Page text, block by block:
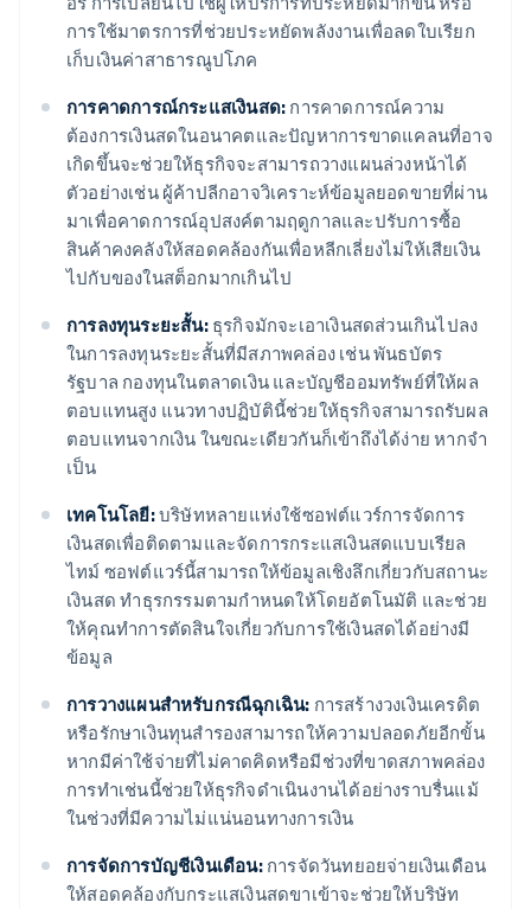
การใช้มาตรการที่ช่วยประหยัดพลังงานเพื่อลดใบเรียก
เก็บเงินค่าสาธารณูปโภค
การคาดการณ์กระแสเงินสด: การคาดการณ์ความ
ต้องการเงินสดในอนาคตและปัญหาการขาดแคลนที่อาจ
เกิดขึ้นจะช่วยให้ธุรกิจจะสามารถวางแผนล่วงหน้าได้
ตัวอย่างเช่น ผู้ค้าปลีกอาจวิเคราะห์ข้อมูลยอดขายที่ผ่าน
มาเพื่อคาดการณ์อุปสงค์ตามฤดูกาลและปรับการซื้อ
สินค้าคงคลังให้สอดคล้องกันเพื่อหลีกเลี่ยงไม่ให้เสียเงิน
ไปกับของในสต็อกมากเกินไป
การลงทุนระยะสั้น:ธุรกิจมักจะเอาเงินสดส่วนเกินไปลง
ในการลงทุนระยะสั้นที่มีสภาพคล่อง เช่น พันธบัตร
รัฐบาล กองทุนในตลาดเงิน และบัญชีออมทรัพย์ที่ให้ผล
ตอบแทนสูง แนวทางปฏิบัตินี้ช่วยให้ธุรกิจสามารถรับผล
ตอบแทนจากเงิน ในขณะเดียวกันก็เข้าถึงได้ง่าย หากจํา
เป็น
เทคโนโลยี:บริษัทหลายแห่งใช้ซอฟต์แวร์การจัดการ
เงินสดเพื่อติดตามและจัดการกระแสเงินสดแบบเรียล
ไทม์ ซอฟต์แวร์นี้สามารถให้ข้อมูลเชิงลึกเกี่ยวกับสถานะ
เงินสด ทําธุรกรรมตามกําหนดให้โดยอัตโนมัติ และช่วย
ให้คุณทําการตัดสินใจเกี่ยวกับการใช้เงินสดได้อย่างมี
ข้อมูล
การวางแผนสำหรับกรณีฉุกเฉิน: การสร้างวงเงินเครดิต
หรือรักษาเงินทุนสํารองสามารถให้ความปลอดภัยอีกขั้น
หากมีค่าใช้จ่ายที่ไม่คาดคิดหรือมีช่วงที่ขาดสภาพคล่อง
การทําเช่นนี้ช่วยให้ธุรกิจดําเนินงานได้อย่างราบรื่นแม้
ในช่วงที่มีความไม่แน่นอนทางการเงิน
การจัดการบัญชีเงินเดือน:การจัดวันทยอยจ่ายเงินเดือน
ให้สอดคล้องกับกระแสเงินสดขาเข้าจะช่วยให้บริษัท